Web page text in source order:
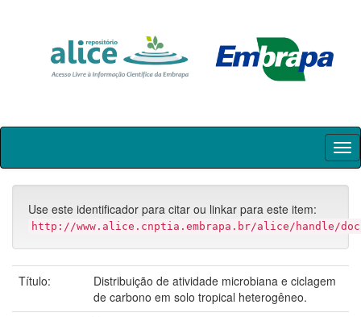
Skip
Use este identificador para citar ou linkar para este item:
http://www.alice.cnptia.embrapa.br/alice/handle/
Título:
Distribuição de atividade microbiana e ciclagem
de carbono em solo tropical heterogêneo.